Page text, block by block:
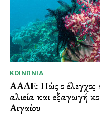
ΚΟΙΝΩΝΊΑ
ΑΑΔΕ: Πώς ο έλεγχος
αλιεία και εξαγωγή
Αιγαίου